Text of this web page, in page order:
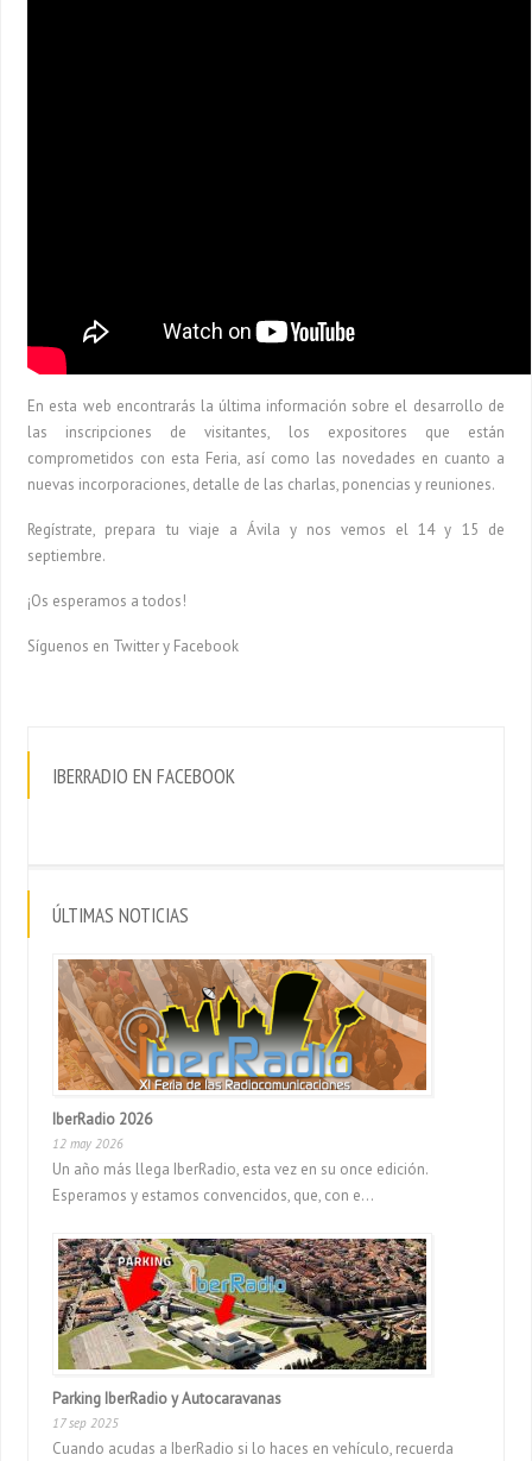
En esta web encontrarás la última información sobre el desarrollo de
las inscripciones de visitantes, los expositores que están
comprometidos con esta Feria, así como las novedades en cuanto a
nuevas incorporaciones, detalle de las charlas, ponencias y reuniones.
Regístrate, prepara tu viaje a Ávila y nos vemos el 14 y 15 de
septiembre.
¡Os esperamos a todos!
Síguenos en Twitter y Facebook
IBERRADIO EN FACEBOOK
ÚLTIMAS NOTICIAS
IberRadio 2026
12 may 2026
Un año más llega IberRadio, esta vez en su once edición.
Esperamos y estamos convencidos, que, con e...
Parking IberRadio y Autocaravanas
17 sep 2025
Cuando acudas a IberRadio si lo haces en vehículo, recuerda